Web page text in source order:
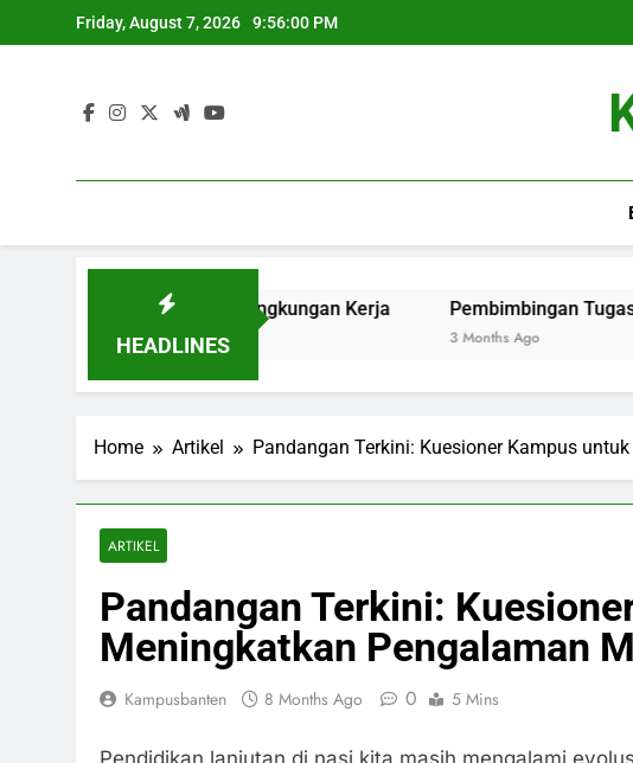
to
Friday, August 7, 2026 9:56:01 PM
HEADLINES
di Lingkungan Kerja Pembimbingan Tugas Akhir:
Home Artikel Pandangan Terkini: Kuesioner Kampus
ARTIKEL
Pandangan Terkini:
Meningkatkan Pengalaman
Kampusbanten 8 Months Ago 0 5 Mins
Pendidikan lanjutan di nasi kita masih mengalami